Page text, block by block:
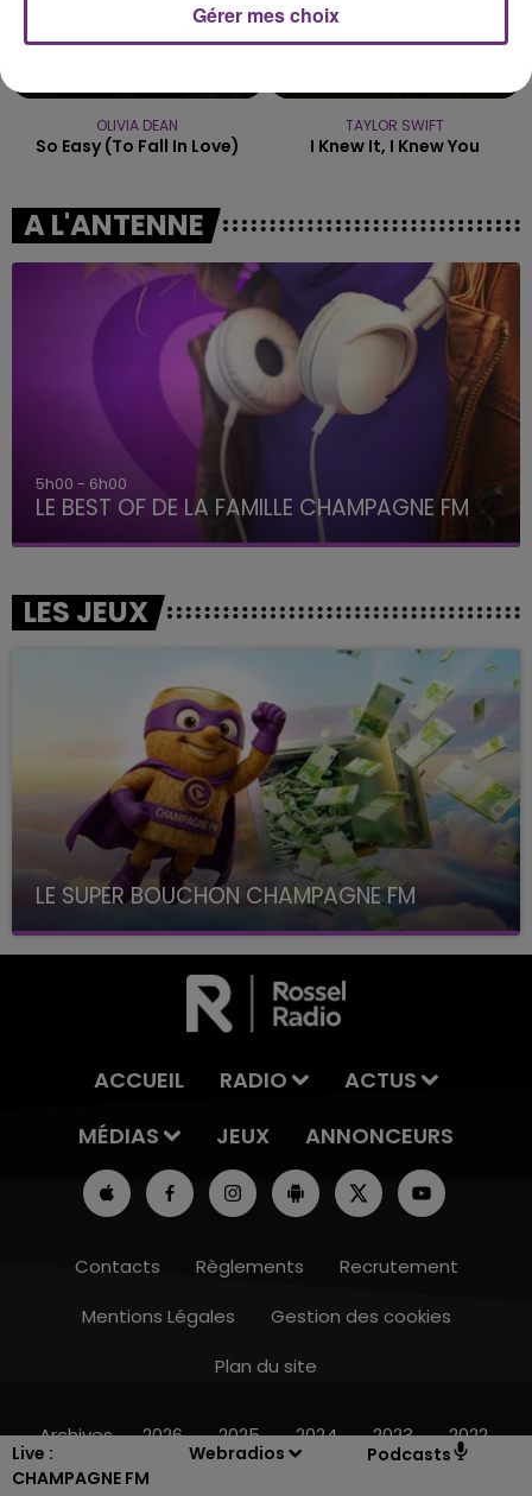
Live :
CHAMPAGNE FM
Webradios Podcasts
OLIVIA DEAN
So Easy (to Fall In Love)
TAYLOR SWIFT
I Knew It, I Knew You
A L'ANTENNE
5h00 - 6h00
LE BEST OF DE LA FAMILLE CHAMPAGNE FM
LES JEUX
LE SUPER BOUCHON CHAMPAGNE FM
avec La Famille Champagne FM, à 8H10
ACCUEIL RADIO
ACTUS
MÉDIAS
JEUX ANNONCEURS
Contacts Règlements
Recrutement
Mentions Légales
Gestion des cookies
Plan du site
Archives 2026 2025 2024 2023 2022
Gérer mes choix